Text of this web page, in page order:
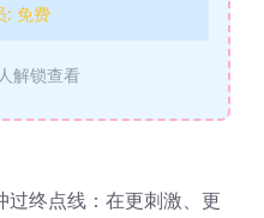
: 免费
人解锁查看
终点线：在更刺激、更